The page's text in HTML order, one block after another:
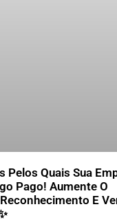
Pelos Quais Sua
Pago! Aumente O
E